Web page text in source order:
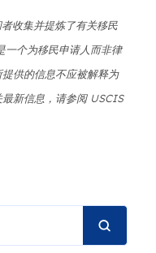
收集并提炼了有关移民
个为移民申请人而非律
供的信息不应被解释为
新信息，请参阅 USCIS